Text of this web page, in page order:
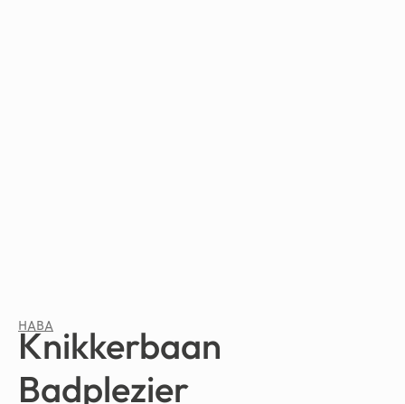
HABA
Knikkerbaan
Badplezier